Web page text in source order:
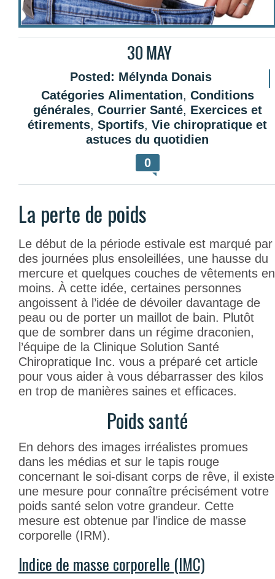
30 MAY
Posted: Mélynda Donais
Catégories Alimentation, Conditions
générales, Courrier Santé, Exercices et
étirements, Sportifs, Vie chiropratique et
astuces du quotidien
0
La perte de poids
Le début de la période estivale est marqué par
des journées plus ensoleillées, une hausse du
mercure et quelques couches de vêtements en
moins. À cette idée, certaines personnes
angoissent à l’idée de dévoiler davantage de
peau ou de porter un maillot de bain. Plutôt
que de sombrer dans un régime draconien,
l’équipe de la Clinique Solution Santé
Chiropratique Inc. vous a préparé cet article
pour vous aider à vous débarrasser des kilos
en trop de manières saines et efficaces.
Poids santé
En dehors des images irréalistes promues
dans les médias et sur le tapis rouge
concernant le soi-disant corps de rêve, il existe
une mesure pour connaître précisément votre
poids santé selon votre grandeur. Cette
mesure est obtenue par l’indice de masse
corporelle (IRM).
Indice de masse corporelle (IMC)